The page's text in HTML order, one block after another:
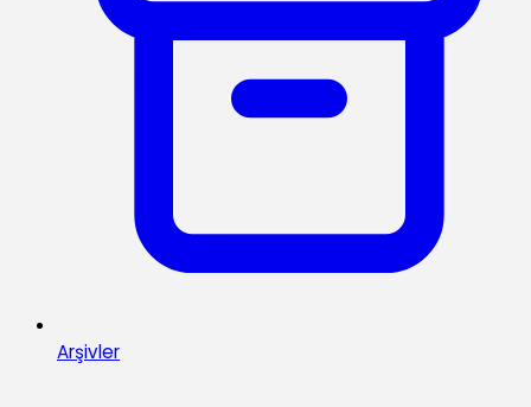
Arşivler